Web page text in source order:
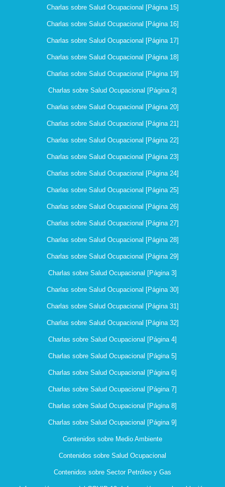
Charlas sobre Salud Ocupacional [Página 15]
Charlas sobre Salud Ocupacional [Página 16]
Charlas sobre Salud Ocupacional [Página 17]
Charlas sobre Salud Ocupacional [Página 18]
Charlas sobre Salud Ocupacional [Página 19]
Charlas sobre Salud Ocupacional [Página 2]
Charlas sobre Salud Ocupacional [Página 20]
Charlas sobre Salud Ocupacional [Página 21]
Charlas sobre Salud Ocupacional [Página 22]
Charlas sobre Salud Ocupacional [Página 23]
Charlas sobre Salud Ocupacional [Página 24]
Charlas sobre Salud Ocupacional [Página 25]
Charlas sobre Salud Ocupacional [Página 26]
Charlas sobre Salud Ocupacional [Página 27]
Charlas sobre Salud Ocupacional [Página 28]
Charlas sobre Salud Ocupacional [Página 29]
Charlas sobre Salud Ocupacional [Página 3]
Charlas sobre Salud Ocupacional [Página 30]
Charlas sobre Salud Ocupacional [Página 31]
Charlas sobre Salud Ocupacional [Página 32]
Charlas sobre Salud Ocupacional [Página 4]
Charlas sobre Salud Ocupacional [Página 5]
Charlas sobre Salud Ocupacional [Página 6]
Charlas sobre Salud Ocupacional [Página 7]
Charlas sobre Salud Ocupacional [Página 8]
Charlas sobre Salud Ocupacional [Página 9]
Contenidos sobre Medio Ambiente
Contenidos sobre Salud Ocupacional
Contenidos sobre Sector Petróleo y Gas